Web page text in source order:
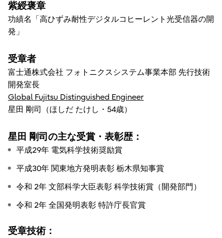
紫綬褒章
功績名「高ひずみ耐性デジタルコヒーレント光受信器の開
発」
受章者
富士通株式会社 フォトニクスシステム事業本部 先行技術
開発室長
Global Fujitsu Distinguished Engineer
星田 剛司（ほしだ たけし・54歳）
星田 剛司の主な受賞・表彰歴：
平成29年 電気科学技術奨励賞
平成30年 関東地方発明表彰 栃木県知事賞
令和 2年 文部科学大臣表彰 科学技術賞（開発部門）
令和 2年 全国発明表彰 特許庁長官賞
受章技術：